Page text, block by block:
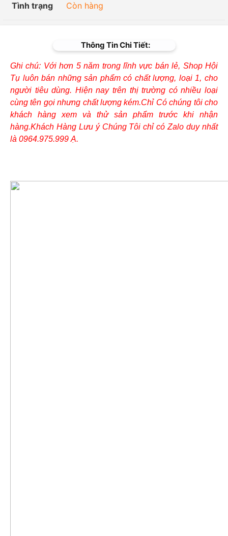
Tình trạng
Còn hàng
Thông Tin Chi Tiết:
Ghi chú: Với hơn 5 năm trong lĩnh vực bán lẻ, Shop Hội
Tụ luôn bán những sản phẩm có chất lượng, loại 1, cho
người tiêu dùng. Hiện nay trên thị trường có nhiều loại
cùng tên gọi nhưng chất lượng kém.Chỉ Có chúng tôi cho
khách hàng xem và thử sản phẩm trước khi nhận
hàng.Khách Hàng Lưu ý Chúng Tôi chỉ có Zalo duy nhất
là 0964.975.999 Ạ.